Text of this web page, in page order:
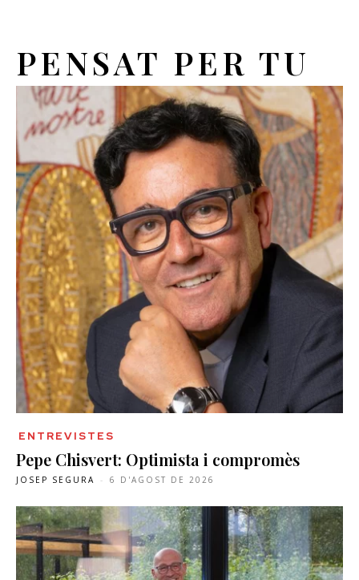
PENSAT PER TU
ENTREVISTES
Pepe Chisvert: Optimista i compromès
JOSEP SEGURA - 6 D'AGOST DE 2026